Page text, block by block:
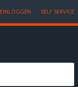
EINLOGGEN SELF SERVICE